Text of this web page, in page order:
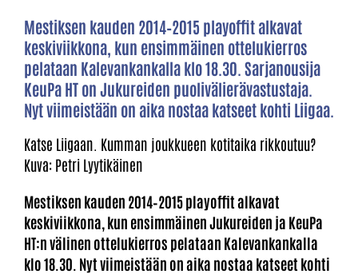
Mestiksen kauden 2014–2015 playoffit alkavat
keskiviikkona, kun ensimmäinen ottelukierros
pelataan Kalevankankalla klo 18.30. Sarjanousija
KeuPa HT on Jukureiden puolivälierävastustaja.
Nyt viimeistään on aika nostaa katseet kohti Liigaa.
Katse Liigaan. Kumman joukkueen kotitaika rikkoutuu?
Kuva: Petri Lyytikäinen
Mestiksen kauden 2014–2015 playoffit alkavat
keskiviikkona, kun ensimmäinen Jukureiden ja KeuPa
HT:n välinen ottelukierros pelataan Kalevankankalla
klo 18.30. Nyt viimeistään on aika nostaa katseet kohti